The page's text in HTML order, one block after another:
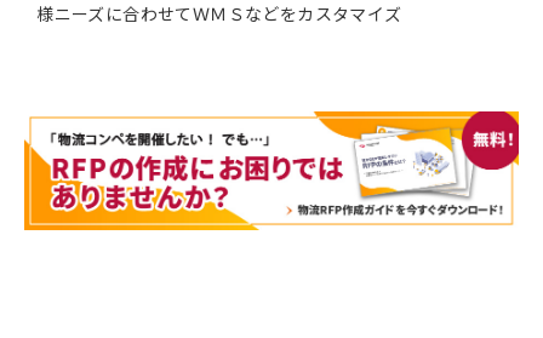
様ニーズに合わせてＷＭＳなどをカスタマイズ